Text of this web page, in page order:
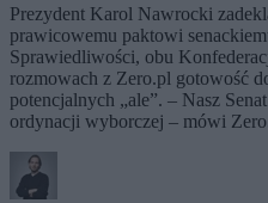
Prezydent Karol Nawrocki
prawicowemu paktowi
Sprawiedliwości, obu
rozmowach z Zero.pl gotowość
potencjalnych „ale”. – Nasz
ordynacji wyborczej – mówi